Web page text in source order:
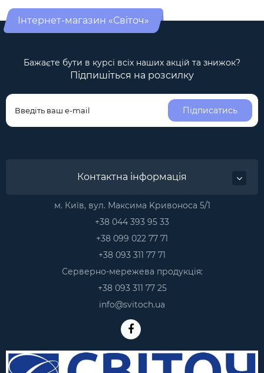
Інтернет-магазин «Світоч»
Бажаєте бути в курсі всіх наших акцій та знижок?
Підпишіться на розсилку
Підписатись
Контактна інформація
м. Київ, вул. Максима Kривоноса 5/1
+38 044 393 95 33
+38 099 022 77 71
+38 093 311 77 71
Серверно-мережева продукція:
+38 093 311 77 25
info@svitoch.ua